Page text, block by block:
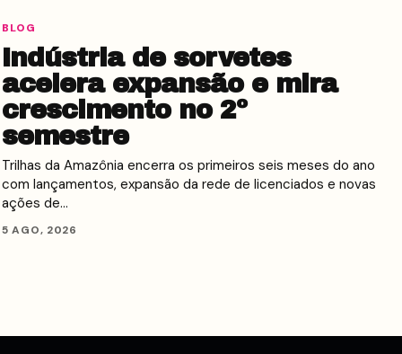
BLOG
Indústria de sorvetes
acelera expansão e mira
crescimento no 2º
semestre
Trilhas da Amazônia encerra os primeiros seis meses do ano
com lançamentos, expansão da rede de licenciados e novas
ações de…
5 AGO, 2026